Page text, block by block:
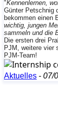
"Kennenlernen,
Günter Petschnig
bekommen einen
wichtig, jungen
sammeln und die
Die ersten drei
PJM, weitere vier
PJM-Team!
Aktuelles - 07/